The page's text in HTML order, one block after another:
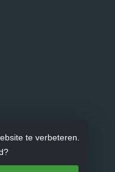
te verbeteren.